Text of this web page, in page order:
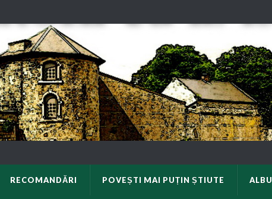
RECOMANDĂRI POVEȘTI MAI PUȚIN ȘTIUTE